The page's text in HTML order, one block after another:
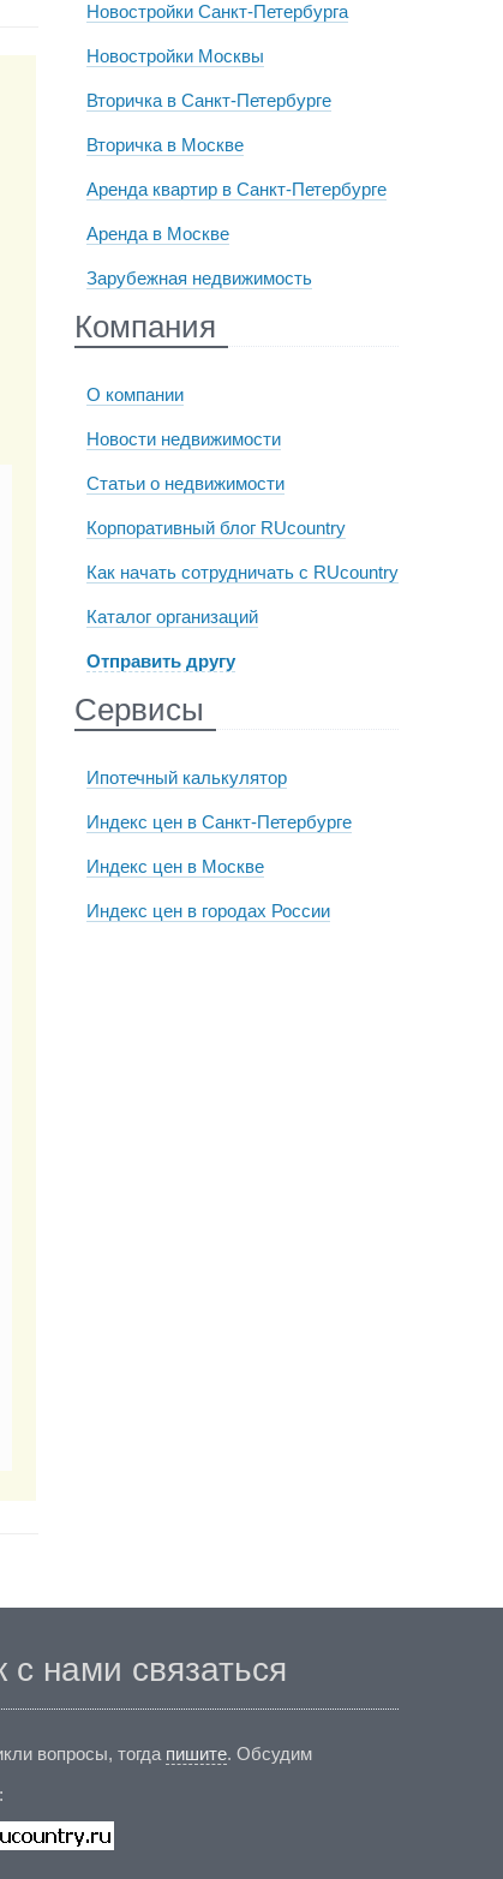
Новостройки Санкт-Петербурга
Новостройки Москвы
Вторичка в Санкт-Петербурге
Вторичка в Москве
Аренда квартир в Санкт-Петербурге
Аренда в Москве
Зарубежная недвижимость
Компания
О компании
Новости недвижимости
Статьи о недвижимости
Корпоративный блог RUcountry
Как начать сотрудничать с RUcountry
Каталог организаций
Отправить другу
Сервисы
Ипотечный калькулятор
Индекс цен в Санкт-Петербурге
Индекс цен в Москве
Индекс цен в городах России
с нами связаться
вопросы, тогда пишите. Обсудим